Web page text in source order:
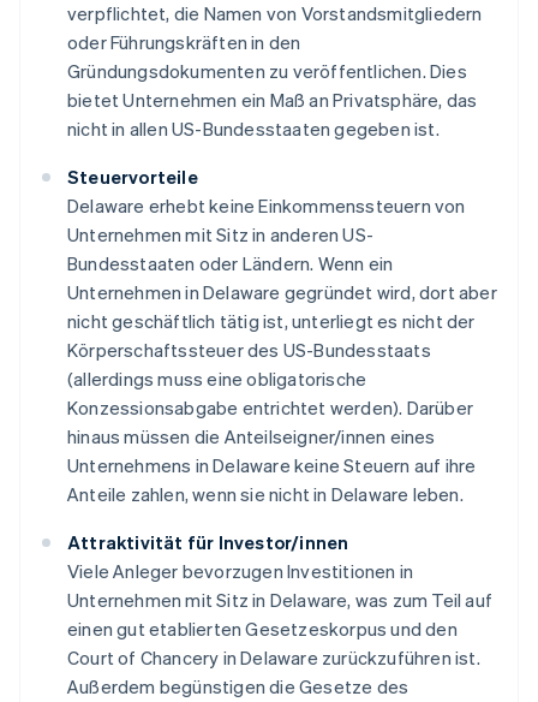
verpflichtet, die Namen von Vorstandsmitgliedern
oder Führungskräften in den
Gründungsdokumenten zu veröffentlichen. Dies
bietet Unternehmen ein Maß an Privatsphäre, das
nicht in allen US-Bundesstaaten gegeben ist.
Steuervorteile
Delaware erhebt keine Einkommenssteuern von
Unternehmen mit Sitz in anderen US-
Bundesstaaten oder Ländern. Wenn ein
Unternehmen in Delaware gegründet wird, dort aber
nicht geschäftlich tätig ist, unterliegt es nicht der
Körperschaftssteuer des US-Bundesstaats
(allerdings muss eine obligatorische
Konzessionsabgabe entrichtet werden). Darüber
hinaus müssen die Anteilseigner/innen eines
Unternehmens in Delaware keine Steuern auf ihre
Anteile zahlen, wenn sie nicht in Delaware leben.
Attraktivität für Investor/innen
Viele Anleger bevorzugen Investitionen in
Unternehmen mit Sitz in Delaware, was zum Teil auf
einen gut etablierten Gesetzeskorpus und den
Court of Chancery in Delaware zurückzuführen ist.
Außerdem begünstigen die Gesetze des